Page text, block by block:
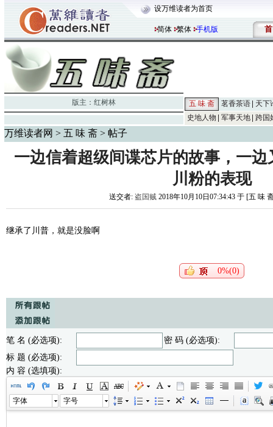
设万维读者为首页
简体 繁体 手机版 首
版主： 红树林 五 味 斋 茗香茶语
天下
史地人物
军事天地 跨国
万维读者网 > 五 味 斋 > 帖子
一边信着超级间谍芯片的故事，一
川粉的表现
送交者: 盗国贼2018年10月10日07:34:43 于 [五 味
继承了川普，就是没脸啊
0%(0)
笔 名 (必选项):
密 码 (必选项):
标 题 (必选项):
内 容 (选填项):
字体 字号